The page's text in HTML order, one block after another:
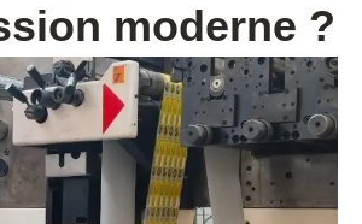
moderne ?